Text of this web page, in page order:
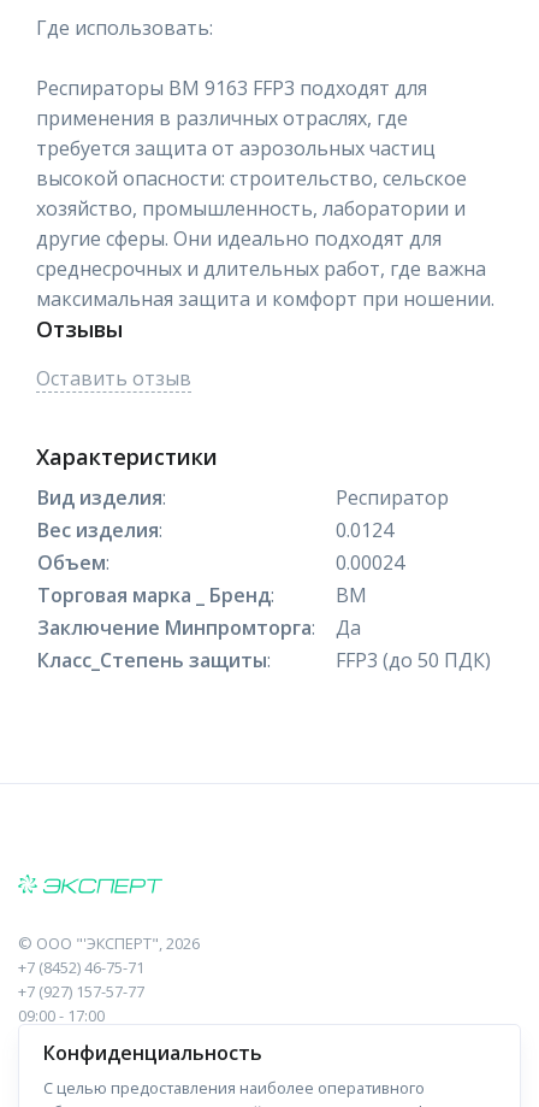
Где использовать:
Респираторы ВМ 9163 FFP3 подходят для
применения в различных отраслях, где
требуется защита от аэрозольных частиц
высокой опасности: строительство, сельское
хозяйство, промышленность, лаборатории и
другие сферы. Они идеально подходят для
среднесрочных и длительных работ, где важна
максимальная защита и комфорт при ношении.
Отзывы
Оставить отзыв
Характеристики
Вид изделия:
Респиратор
Вес изделия:
0.0124
Объем:
0.00024
Торговая марка _ Бренд:
ВМ
Заключение Минпромторга:
Да
Класс_Степень защиты: FFP3 (до 50 ПДК)
© ООО "'ЭКСПЕРТ", 2026
+7 (8452) 46-75-71
+7 (927) 157-57-77
09:00 - 17:00
410017, Саратов, Пугачева, 10 к1, оф.23
Конфиденциальность
С целью предоставления наиболее оперативного